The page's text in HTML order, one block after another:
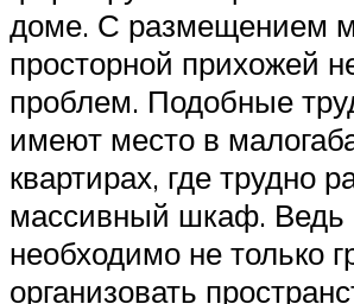
доме. С размещением
просторной прихожей
проблем. Подобные
имеют место в
квартирах, где трудно
массивный шкаф. Ведь
необходимо не только
организовать